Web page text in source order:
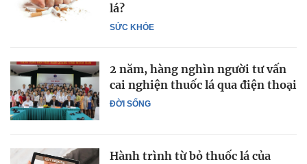
SỨC KHỎE
lá?
ĐỜI SỐNG
2 năm, hàng nghìn người tư vấn
cai nghiện thuốc lá qua điện thoại
Hành trình từ bỏ thuốc lá của